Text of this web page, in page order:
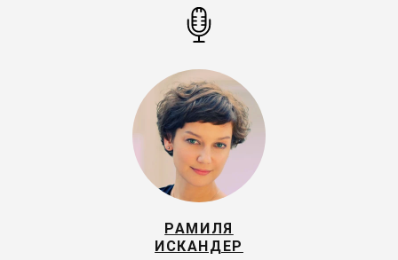
РАМИЛЯ
ИСКАНДЕР